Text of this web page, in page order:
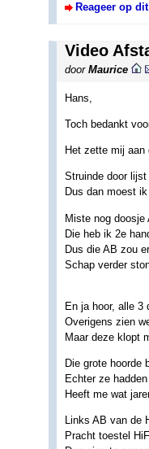
Reageer op
Video
door Maurice
Hans,
Toch bedankt
Het zette mij aan
Struinde door
Dus dan moest
Miste nog
Die heb ik 2e
Dus die AB zou
Schap verder
En ja hoor, alle 3
Overigens zien
Maar deze klopt
Die grote hoorde
Echter ze hadden
Heeft me wat
Links AB van
Pracht toestel